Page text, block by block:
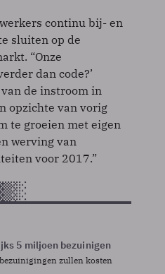
continu bij- en
sluiten op de
“Onze
dan code?’
de instroom in
opzichte van vorig
te groeien met eigen
werving van
voor 2017.”
5 miljoen bezuinigen
zullen kosten